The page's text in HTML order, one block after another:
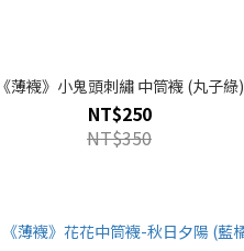
《薄襪》小鬼頭刺繡 中筒襪 (丸子綠)
NT$250
NT$350